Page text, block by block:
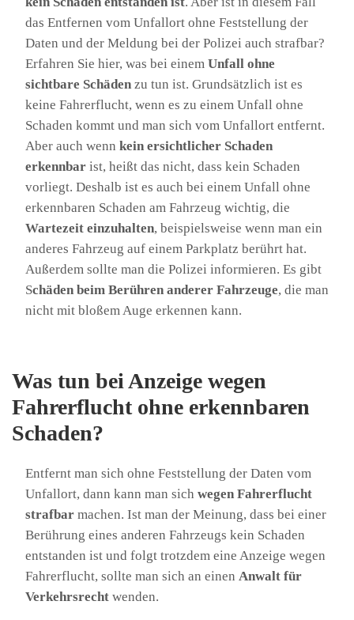
das Entfernen vom Unfallort ohne Feststellung der
Daten und der Meldung bei der Polizei auch strafbar?
Erfahren Sie hier, was bei einem Unfall ohne
sichtbare Schäden zu tun ist. Grundsätzlich ist es
keine Fahrerflucht, wenn es zu einem Unfall ohne
Schaden kommt und man sich vom Unfallort entfernt.
Aber auch wenn kein ersichtlicher Schaden
erkennbar ist, heißt das nicht, dass kein Schaden
vorliegt. Deshalb ist es auch bei einem Unfall ohne
erkennbaren Schaden am Fahrzeug wichtig, die
Wartezeit einzuhalten, beispielsweise wenn man ein
anderes Fahrzeug auf einem Parkplatz berührt hat.
Außerdem sollte man die Polizei informieren. Es gibt
Schäden beim Berühren anderer Fahrzeuge, die man
nicht mit bloßem Auge erkennen kann.
Was tun bei Anzeige wegen
Fahrerflucht ohne erkennbaren
Schaden?
Entfernt man sich ohne Feststellung der Daten vom
Unfallort, dann kann man sich wegen Fahrerflucht
strafbar machen. Ist man der Meinung, dass bei einer
Berührung eines anderen Fahrzeugs kein Schaden
entstanden ist und folgt trotzdem eine Anzeige wegen
Fahrerflucht, sollte man sich an einen Anwalt für
Verkehrsrecht wenden.